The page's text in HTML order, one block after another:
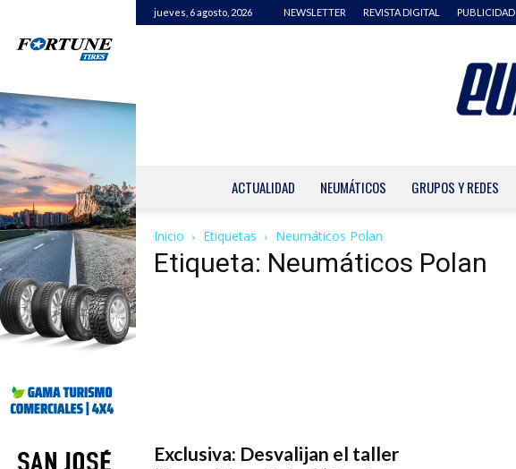
jueves, 6 agosto, 2026 NEWSLETTER REVISTA DIGITAL PUBLICIDAD
ACTUALIDAD NEUMÁTICOS GRUPOS Y REDES
Inicio Etiquetas Neumáticos Polan
Etiqueta: Neumáticos Polan
Exclusiva: Desvalijan el taller